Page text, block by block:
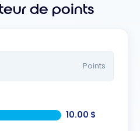
de points
Points
10.00 $